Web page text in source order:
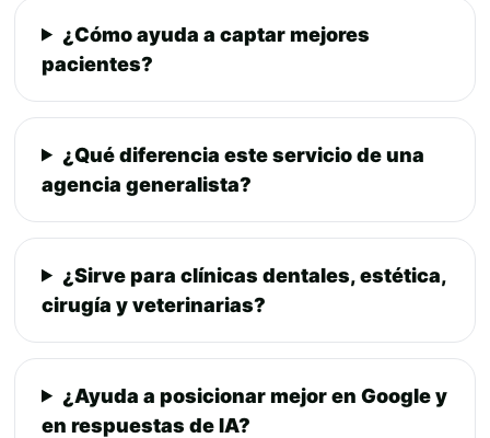
¿Cómo ayuda a captar mejores
pacientes?
¿Qué diferencia este servicio de una
agencia generalista?
¿Sirve para clínicas dentales, estética,
cirugía y veterinarias?
¿Ayuda a posicionar mejor en Google y
en respuestas de IA?